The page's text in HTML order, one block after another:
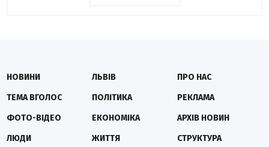
НОВИНИ
ТЕМА ВГОЛОС
ФОТО-ВІДЕО
ЛЮДИ
ЛЬВІВ
ПОЛІТИКА
ЕКОНОМІКА
ЖИТТЯ
ПРО НАС
РЕКЛАМА
АРХІВ НОВИН
СТРУКТУРА